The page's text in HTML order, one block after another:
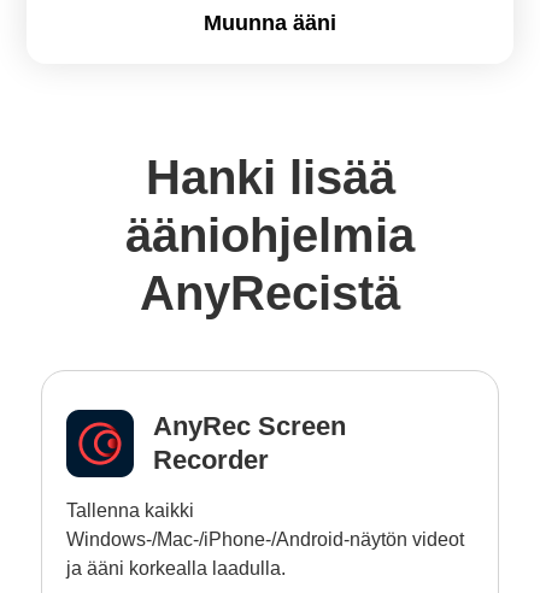
Muunna ääni
Hanki lisää
ääniohjelmia
AnyRecistä
AnyRec Screen
Recorder
Tallenna kaikki
Windows-/Mac-/iPhone-/Android-näytön videot
ja ääni korkealla laadulla.